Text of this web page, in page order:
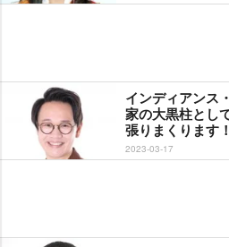
インディアンス
家の大黒柱とし
張りまくります
2023-03-17